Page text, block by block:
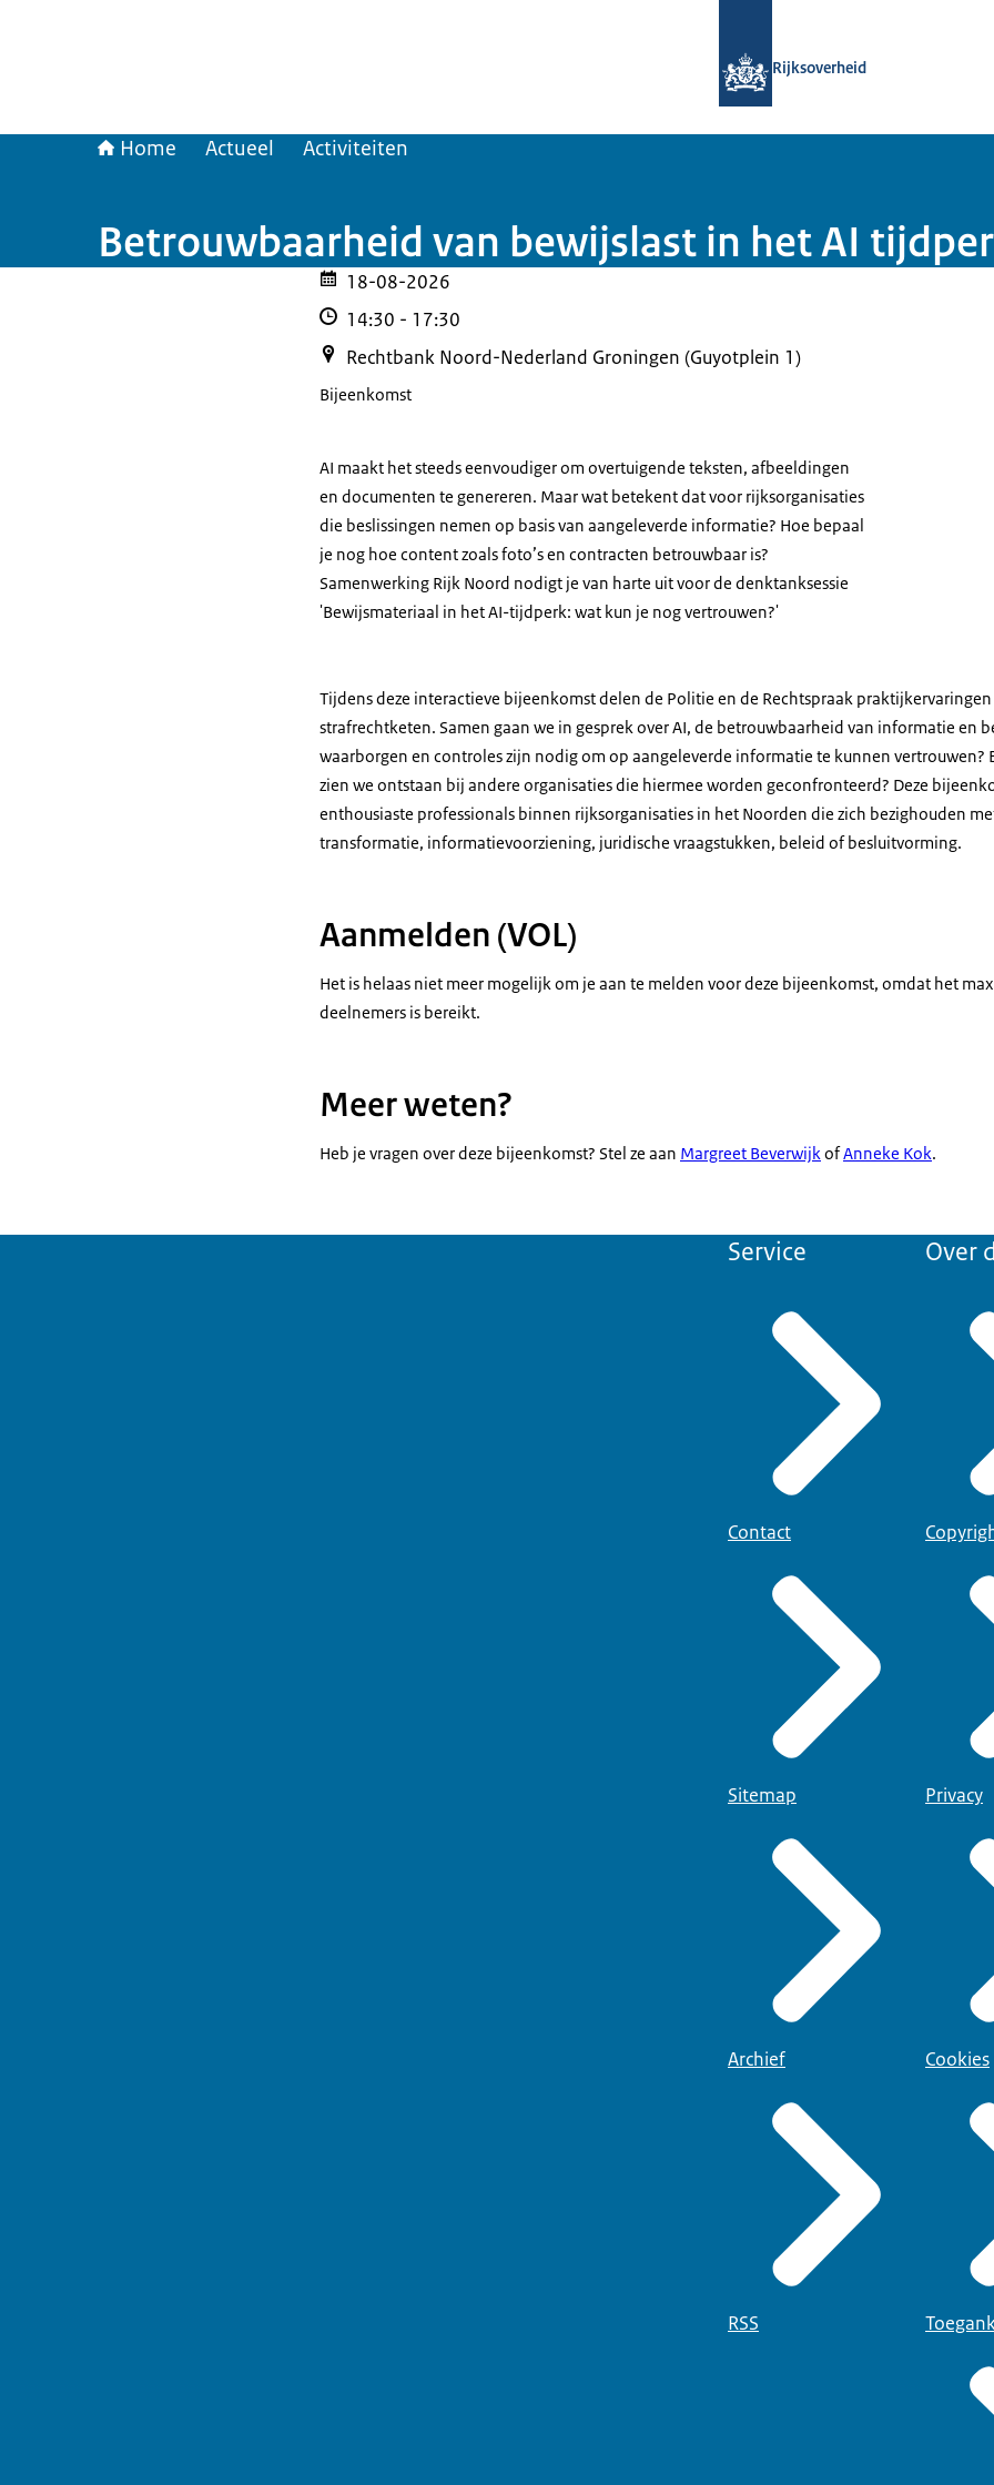
Rijksoverheid
Home Actueel Activiteiten
Betrouwbaarheid van bewijslast in het AI
18-08-2026
14:30 - 17:30
Rechtbank Noord-Nederland Groningen (Guyotplein 1)
Bijeenkomst
AI maakt het steeds eenvoudiger om overtuigende teksten, afbeeldingen
en documenten te genereren. Maar wat betekent dat voor rijksorganisaties
die beslissingen nemen op basis van aangeleverde informatie? Hoe bepaal
je nog hoe content zoals foto’s en contracten betrouwbaar is?
Samenwerking Rijk Noord nodigt je van harte uit voor de denktanksessie
'Bewijsmateriaal in het AI-tijdperk: wat kun je nog vertrouwen?'
Tijdens deze interactieve bijeenkomst delen de Politie en de Rechtspraak praktijkervaringen
strafrechtketen. Samen gaan we in gesprek over AI, de betrouwbaarheid van informatie en
waarborgen en controles zijn nodig om op aangeleverde informatie te kunnen vertrouwen?
zien we ontstaan bij andere organisaties die hiermee worden geconfronteerd? Deze
enthousiaste professionals binnen rijksorganisaties in het Noorden die zich bezighouden
transformatie, informatievoorziening, juridische vraagstukken, beleid of besluitvorming.
Aanmelden (VOL)
Het is helaas niet meer mogelijk om je aan te melden voor deze bijeenkomst, omdat het
deelnemers is bereikt.
Meer weten?
Heb je vragen over deze bijeenkomst? Stel ze aan Margreet BeverwijkofAnneke Kok.
Service
Contact
Sitemap
Archief
RSS
Over
Privacy
Cookies